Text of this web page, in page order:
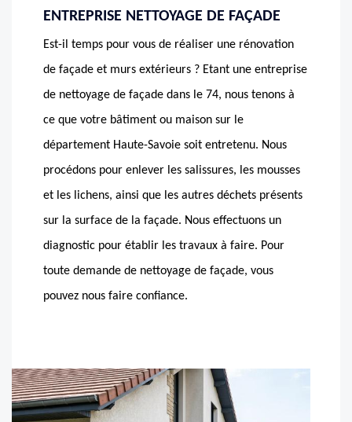
ENTREPRISE NETTOYAGE DE FAÇADE
Est-il temps pour vous de réaliser une rénovation
de façade et murs extérieurs ? Etant une entreprise
de nettoyage de façade dans le 74, nous tenons à
ce que votre bâtiment ou maison sur le
département Haute-Savoie soit entretenu. Nous
procédons pour enlever les salissures, les mousses
et les lichens, ainsi que les autres déchets présents
sur la surface de la façade. Nous effectuons un
diagnostic pour établir les travaux à faire. Pour
toute demande de nettoyage de façade, vous
pouvez nous faire confiance.